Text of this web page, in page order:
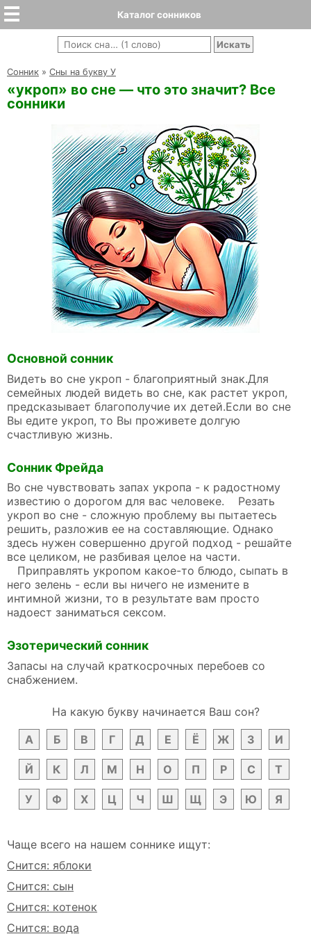
Каталог сонников
Cонник » Сны на букву У
«укроп» во сне — что это значит? Все
сонники
Основной сонник
Видеть во сне укроп - благоприятный знак.Для
семейных людей видеть во сне, как растет укроп,
предсказывает благополучие их детей.Если во сне
Вы едите укроп, то Вы проживете долгую
счастливую жизнь.
Сонник Фрейда
Во сне чувствовать запах укропа - к радостному
известию о дорогом для вас человеке. Резать
укроп во сне - сложную проблему вы пытаетесь
решить, разложив ее на составляющие. Однако
здесь нужен совершенно другой подход - решайте
все целиком, не разбивая целое на части.
Приправлять укропом какое-то блюдо, сыпать в
него зелень - если вы ничего не измените в
интимной жизни, то в результате вам просто
надоест заниматься сексом.
Эзотерический сонник
Запасы на случай краткосрочных перебоев со
снабжением.
На какую букву начинается Ваш сон?
А
Б В Г Д Е Ё Ж З И
Й К Л М Н О П Р С Т
У Ф Х Ц Ч Ш Щ Э Ю Я
Чаще всего на нашем соннике ищут:
Снится: яблоки
Снится: сын
Снится: котенок
Снится: вода